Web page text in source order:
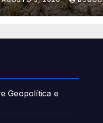
Geopolítica e